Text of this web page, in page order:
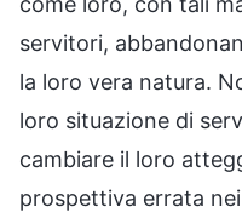
servitori,
la loro vera natura.
loro situazione di
cambiare il loro
prospettiva errata